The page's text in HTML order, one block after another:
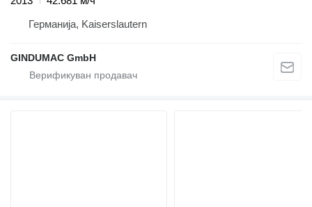
Германија, Kaiserslautern
GINDUMAC GmbH